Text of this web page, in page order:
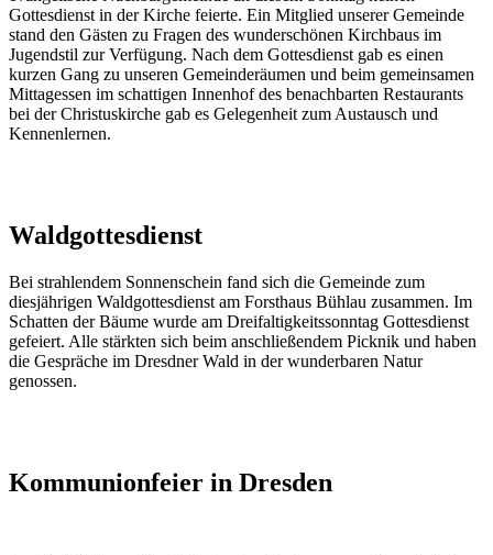
Gottesdienst in der Kirche feierte. Ein Mitglied unserer Gemeinde
stand den Gästen zu Fragen des wunderschönen Kirchbaus im
Jugendstil zur Verfügung. Nach dem Gottesdienst gab es einen
kurzen Gang zu unseren Gemeinderäumen und beim gemeinsamen
Mittagessen im schattigen Innenhof des benachbarten Restaurants
bei der Christuskirche gab es Gelegenheit zum Austausch und
Kennenlernen.
Waldgottesdienst
Bei strahlendem Sonnenschein fand sich die Gemeinde zum
diesjährigen Waldgottesdienst am Forsthaus Bühlau zusammen. Im
Schatten der Bäume wurde am Dreifaltigkeitssonntag Gottesdienst
gefeiert. Alle stärkten sich beim anschließendem Picknik und haben
die Gespräche im Dresdner Wald in der wunderbaren Natur
genossen.
Kommunionfeier in Dresden